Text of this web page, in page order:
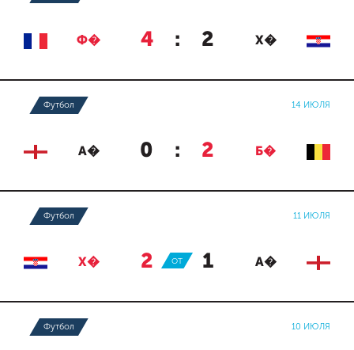
Ф� 4 : 2 Х�
Футбол 14 ИЮЛЯ
А� 0 : 2 Б�
Футбол 11 ИЮЛЯ
Х� 2 : 1 А�
ОТ
Футбол 10 ИЮЛЯ